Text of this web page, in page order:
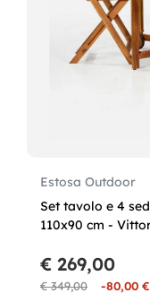
Estosa Outdoor
Set tavolo e 4
110x90 cm -
€ 349,00 -80,00 €
€ 269,00